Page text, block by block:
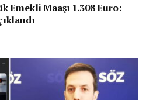
Emekli Maaşı 1.308 Euro: